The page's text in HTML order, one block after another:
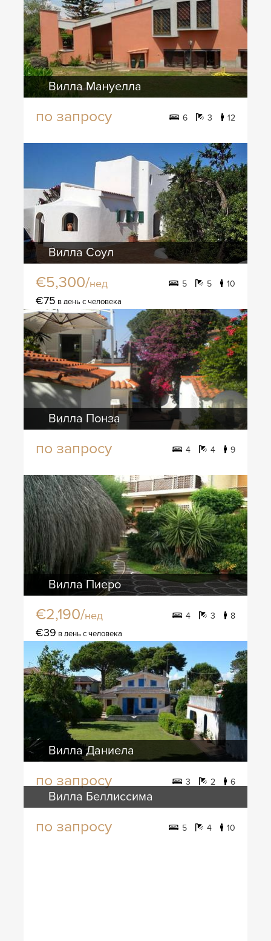
Вилла Мануелла
по запросу 6 3 12
Вилла Соул
€5,300/нед 5 5 10
€75 в день с человека
Вилла Понза
по запросу 4 4 9
Вилла Пиеро
€2,190/нед 4 3 8
€39 в день с человека
Вилла Даниела
по запросу 3 2 6
Вилла Беллиссима
по запросу 5 4 10